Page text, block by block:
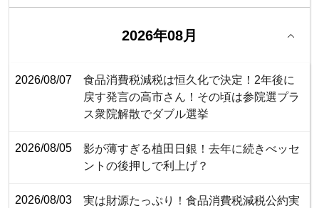
2026年08月
2026/08/07
食品消費税減税は恒久化で決定！2年後に
戻す発言の高市さん！その頃は参院選プラ
ス衆院解散でダブル選挙
2026/08/05
影が薄すぎる植田日銀！去年に続きべッセ
ントの後押しで利上げ？
2026/08/03
​​​​​​​​​​​​​​​​​​​​​​​​​​実は財源たっぷり！食品消費税減税公約実